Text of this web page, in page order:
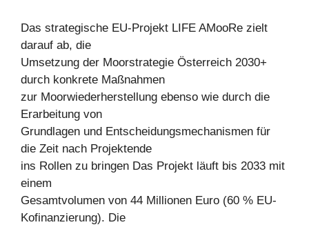
Das strategische EU-Projekt LIFE AMooRe zielt
darauf ab, die
Umsetzung der Moorstrategie Österreich 2030+
durch konkrete Maßnahmen
zur Moorwiederherstellung ebenso wie durch die
Erarbeitung von
Grundlagen und Entscheidungsmechanismen für
die Zeit nach Projektende
ins Rollen zu bringen Das Projekt läuft bis 2033 mit
einem
Gesamtvolumen von 44 Millionen Euro (60 % EU-
Kofinanzierung). Die